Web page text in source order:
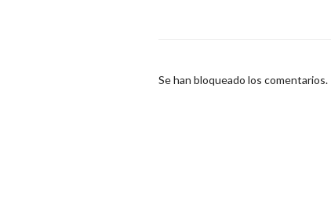
Se han bloqueado los comentarios.